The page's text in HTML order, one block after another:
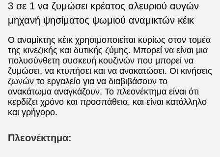
3 σε 1 να ζυμώσει κρέατος αλευριού αυγών
μηχανή ψησίματος ψωμιού αναμικτών κέικ
Ο αναμίκτης κέικ χρησιμοποιείται κυρίως στον τομέα
της κινεζικής και δυτικής ζύμης. Μπορεί να είναι μια
πολυσύνθετη συσκευή κουζινών που μπορεί να
ζυμώσει, να κτυπήσει και να ανακατώσει. Οι κινήσεις
ζωνών το εργαλείο για να διαβιβάσουν το
ανακάτωμα αναγκάζουν. Το πλεονέκτημα είναι ότι
κερδίζει χρόνο και προσπάθεια, και είναι κατάλληλο
και γρήγορο.
Πλεονέκτημα: